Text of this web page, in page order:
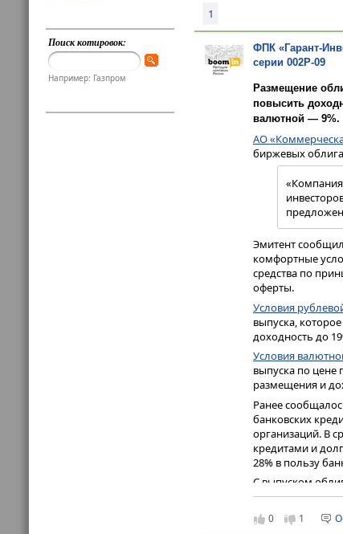
Поиск котировок:
Например: Газпром
1
ФПК «Гарант-
серии 002Р-09
Размещение
повысить
валютной — 9%.
АО
биржевых
Эмитент
комфортные
средства по
оферты.
Условия
выпуска,
доходность до
Условия
выпуска по цене
размещения и
Ранее
банковских
организаций. В
кредитами и
28% в пользу
С выпуском
«Гарант-
годовых на
приобретения
0 1